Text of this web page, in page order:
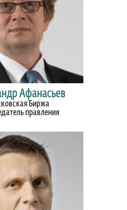
Афанасьев
Биржа
правления